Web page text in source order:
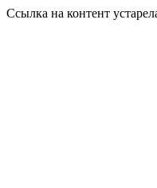
Ссылка на контент